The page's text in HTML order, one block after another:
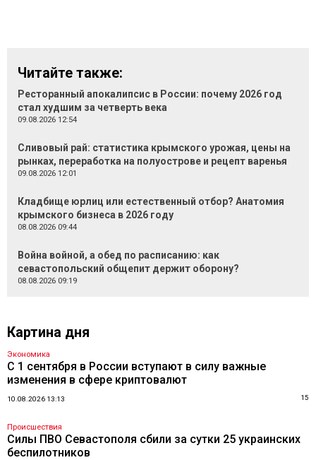
Читайте также:
Ресторанный апокалипсис в России: почему 2026 год
стал худшим за четверть века
09.08.2026 12:54
Сливовый рай: статистика крымского урожая, цены на
рынках, переработка на полуострове и рецепт варенья
09.08.2026 12:01
Кладбище юрлиц или естественный отбор? Анатомия
крымского бизнеса в 2026 году
08.08.2026 09:44
Война войной, а обед по расписанию: как
севастопольский общепит держит оборону?
08.08.2026 09:19
Картина дня
Экономика
С 1 сентября в России вступают в силу важные
изменения в сфере криптовалют
10.08.2026 13:13 15
Происшествия
Силы ПВО Севастополя сбили за сутки 25 украинских
беспилотников